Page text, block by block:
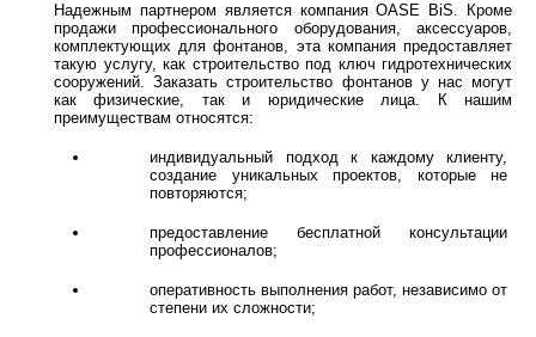
Надежным партнером является компания OASE BiS. Кроме
продажи профессионального оборудования, аксессуаров,
комплектующих для фонтанов, эта компания предоставляет
такую услугу, как строительство под ключ гидротехнических
сооружений. Заказать строительство фонтанов у нас могут
как физические, так и юридические лица. К нашим
преимуществам относятся:
индивидуальный подход к каждому клиенту,
создание уникальных проектов, которые не
повторяются;
предоставление бесплатной консультации
профессионалов;
оперативность выполнения работ, независимо от
степени их сложности;